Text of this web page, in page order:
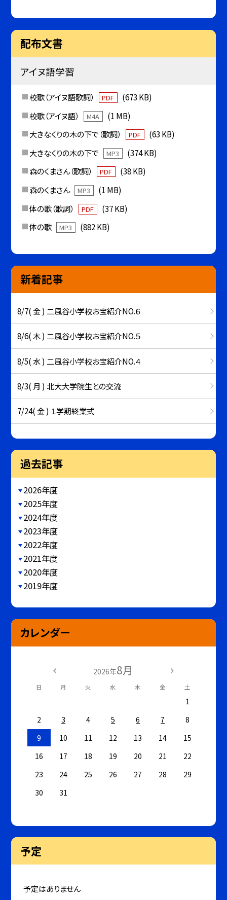
配布文書
アイヌ語学習
校歌（アイヌ語歌詞） PDF
(673 KB)
校歌（アイヌ語）
M4A
(1 MB)
大きなくりの木の下で（歌詞）
PDF
(63 KB)
大きなくりの木の下で
MP3
(374 KB)
森のくまさん（歌詞）
PDF
(38 KB)
森のくまさん
MP3
(1 MB)
体の歌（歌詞）
PDF
(37 KB)
体の歌
MP3 (882 KB)
新着記事
8/7( 金 ) 二風谷小学校お宝紹介NO.６
8/6( 木 ) 二風谷小学校お宝紹介NO.５
8/5( 水 ) 二風谷小学校お宝紹介NO.４
8/3( 月 ) 北大大学院生との交流
7/24( 金 ) １学期終業式
過去記事
2026年度
2025年度
2024年度
2023年度
2022年度
2021年度
2020年度
2019年度
カレンダー
2026年8月
日 月 火 水 木 金 土
1
2
3 4 5 6 7
8
9
10 11 12 13 14
15
16
17 18 19 20 21
22
23
24 25 26 27 28
29
30
31
予定
予定はありません